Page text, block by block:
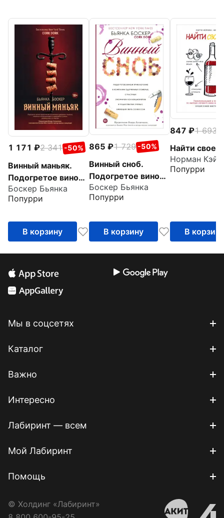
1 171 2 341 -50%
Винный маньяк.
Подогретое вином
приключение в
компании
сомелье
Боскер Бьянка
Попурри
В корзину
865 1 729 -50%
Винный сноб.
Подогретое вином
приключение в
компании
сомелье
Боскер Бьянка
Попурри
В корзину
847 1 693
Найти свое
Норман
Попурри
В корзину
Мы в соцсетях
Каталог
Важно
Интересно
Лабиринт — всем
Мой Лабиринт
Помощь
© Холдинг «Лабиринт»